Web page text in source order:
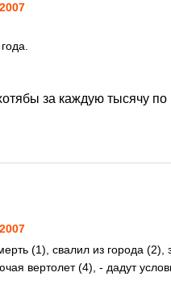
за каждую тысячу по
(1), свалил из города
вертолет (4), - дадут